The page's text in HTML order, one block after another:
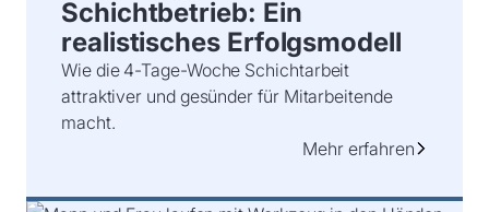
Schichtbetrieb: Ein
realistisches Erfolgsmodell
Wie die 4-Tage-Woche Schichtarbeit
attraktiver und gesünder für Mitarbeitende
macht.
Mehr erfahren